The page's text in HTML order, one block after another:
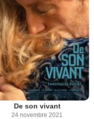
De son vivant
24 novembre 2021